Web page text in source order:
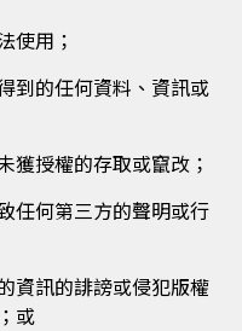
使用；
到的任何資料、資訊或
獲授權的存取或竄改；
任何第三方的聲明或行
資訊的誹謗或侵犯版權
或